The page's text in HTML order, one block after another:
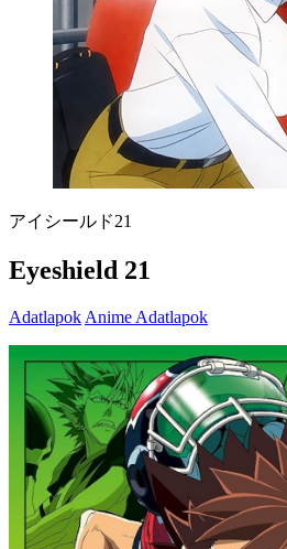
アイシールド21
Eyeshield 21
Adatlapok Anime Adatlapok